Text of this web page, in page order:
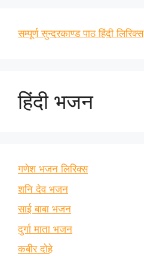
सम्पूर्ण सुन्दरकाण्ड पाठ हिंदी लिरिक्स
हिंदी भजन
गणेश भजन लिरिक्स
शनि देव भजन
साई बाबा भजन
दुर्गा माता भजन
कबीर दोहे